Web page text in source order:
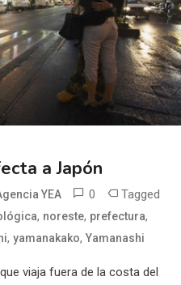
a Japón
YEA 0 Tagged
, noreste, prefectura,
,yamanakako,Yamanashi
viaja fuera de la costa del